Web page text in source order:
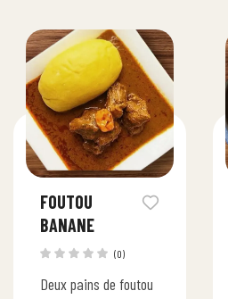
FOUTOU
BANANE
(0)
Deux pains de foutou